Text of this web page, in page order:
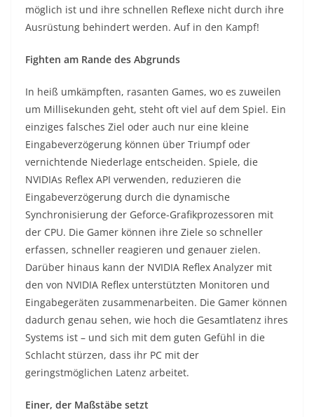
möglich ist und ihre schnellen Reflexe nicht durch ihre
Ausrüstung behindert werden. Auf in den Kampf!
Fighten am Rande des Abgrunds
In heiß umkämpften, rasanten Games, wo es zuweilen
um Millisekunden geht, steht oft viel auf dem Spiel. Ein
einziges falsches Ziel oder auch nur eine kleine
Eingabeverzögerung können über Triumpf oder
vernichtende Niederlage entscheiden. Spiele, die
NVIDIAs Reflex API verwenden, reduzieren die
Eingabeverzögerung durch die dynamische
Synchronisierung der Geforce-Grafikprozessoren mit
der CPU. Die Gamer können ihre Ziele so schneller
erfassen, schneller reagieren und genauer zielen.
Darüber hinaus kann der NVIDIA Reflex Analyzer mit
den von NVIDIA Reflex unterstützten Monitoren und
Eingabegeräten zusammenarbeiten. Die Gamer können
dadurch genau sehen, wie hoch die Gesamtlatenz ihres
Systems ist – und sich mit dem guten Gefühl in die
Schlacht stürzen, dass ihr PC mit der
geringstmöglichen Latenz arbeitet.
Einer, der Maßstäbe setzt